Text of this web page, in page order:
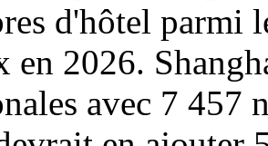
d'hôtel parmi
en 2026.
avec 7 457